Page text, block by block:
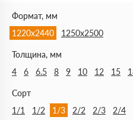
Формат, мм
1220х2440
1250х2500
Толщина, мм
4
6 6.5 8 9 10 12 15
Сорт
1/1
1/2 1/3 2/2 2/3 2/4